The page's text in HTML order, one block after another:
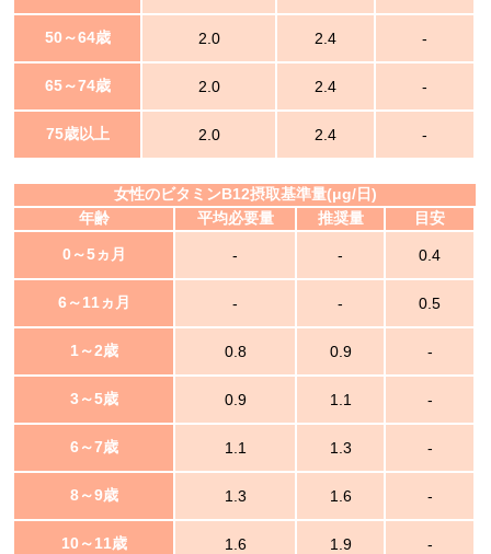
50～64歳 2.0 2.4 -
65～74歳 2.0 2.4 -
75歳以上 2.0 2.4 -
女性のビタミンB12摂取基準量(μg/日)
年齢
平均必要量 推奨量 目安
0～5ヵ月 - - 0.4
6～11ヵ月 - - 0.5
1～2歳 0.8 0.9 -
3～5歳 0.9 1.1 -
6～7歳 1.1 1.3 -
8～9歳 1.3 1.6 -
10～11歳 1.6 1.9 -